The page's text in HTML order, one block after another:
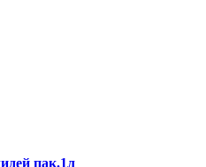
пак.1л